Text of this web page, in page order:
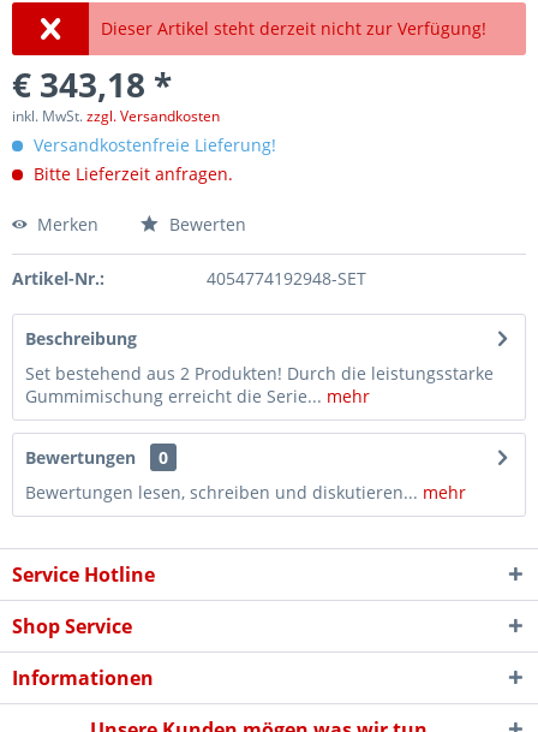
Dieser Artikel steht derzeit nicht zur Verfügung!
€ 343,18 *
inkl. MwSt.zzgl. Versandkosten
Versandkostenfreie Lieferung!
Bitte Lieferzeit anfragen.
Merken Bewerten
Artikel-Nr.: 4054774192948-SET
Beschreibung
Set bestehend aus 2 Produkten! Durch die leistungsstarke
Gummimischung erreicht die Serie... mehr
Bewertungen
0
Bewertungen lesen, schreiben und diskutieren... mehr
Service Hotline
Shop Service
Informationen